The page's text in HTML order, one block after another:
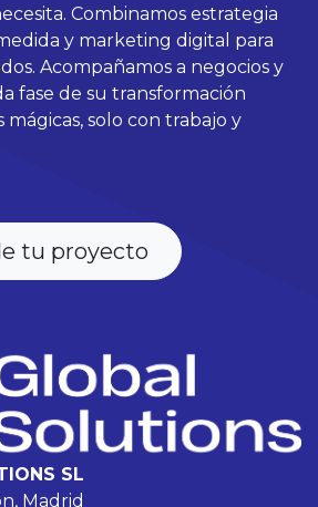
Combinamos estrategia
y marketing digital para
Acompañamos a negocios y
fase de su transformación
solo con trabajo y
tu proyecto
SL
Madrid